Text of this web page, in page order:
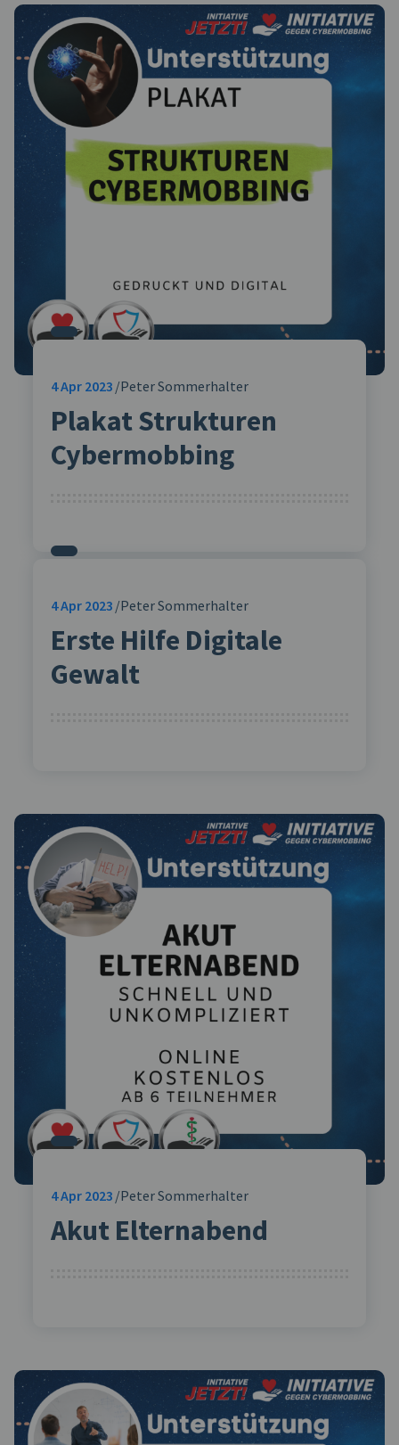
4Apr 2023 Peter Sommerhalter
Plakat Strukturen
Cybermobbing
4Apr 2023 Peter Sommerhalter
Erste Hilfe Digitale
Gewalt
4Apr 2023 Peter Sommerhalter
Akut Elternabend